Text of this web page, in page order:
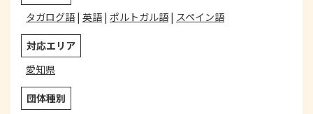
タガログ語| 英語| ポルトガル語| スペイン語
対応エリア
愛知県
団体種別